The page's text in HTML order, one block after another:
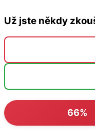
Už jste někdy
66%